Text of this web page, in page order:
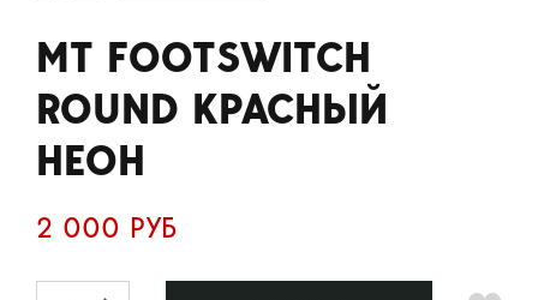
MT FOOTSWITCH
ROUND КРАСНЫЙ
НЕОН
2 000 РУБ